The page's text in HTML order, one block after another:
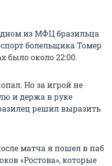
из МФЦ бразильца
болельщика Томер
было около 22:00.
Но за игрой не
и держа в руке
решил выразить
матча я пошел в паб
«Ростова», которые